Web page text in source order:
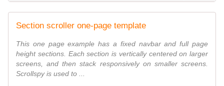
Section scroller one-page template
This one page example has a fixed navbar and full page
height sections. Each section is vertically centered on larger
screens, and then stack responsively on smaller screens.
Scrollspy is used to ...